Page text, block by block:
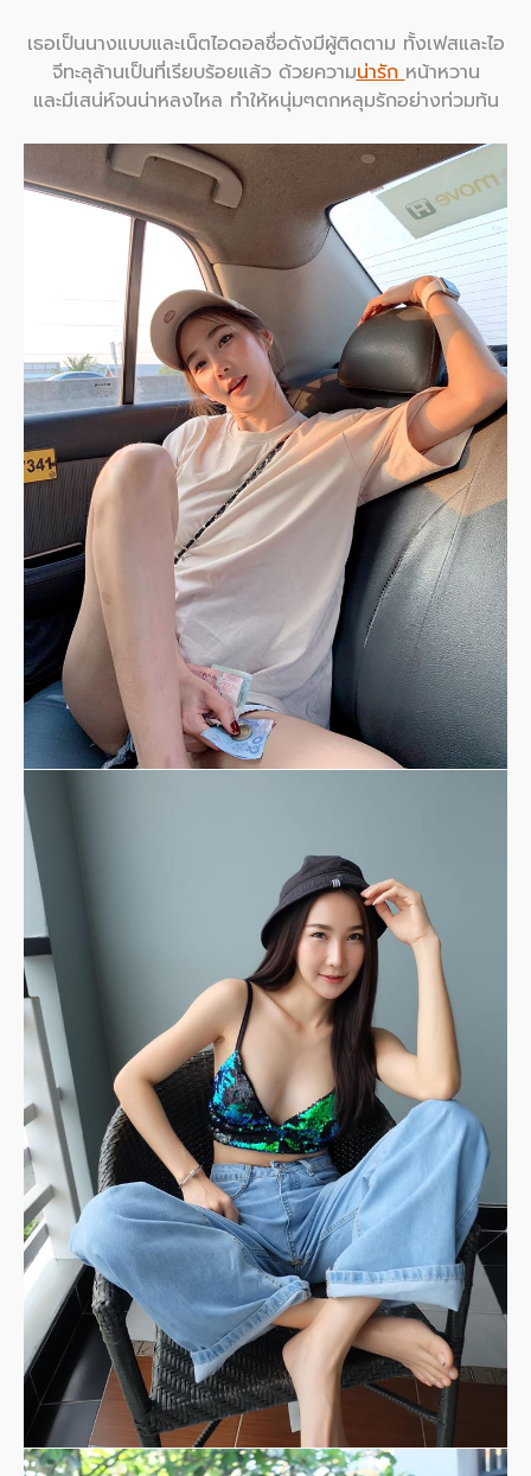
เธอเป็นนางแบบและเน็ตไอดอลชื่อดังมีผู้ติดตาม ทั้งเฟสและไอ
จีทะลุล้านเป็นที่เรียบร้อยแล้ว ด้วยความน่ารัก หน้าหวาน
และมีเสน่ห์จนน่าหลงไหล ทำให้หนุ่มๆตกหลุมรักอย่างท่วมท้น